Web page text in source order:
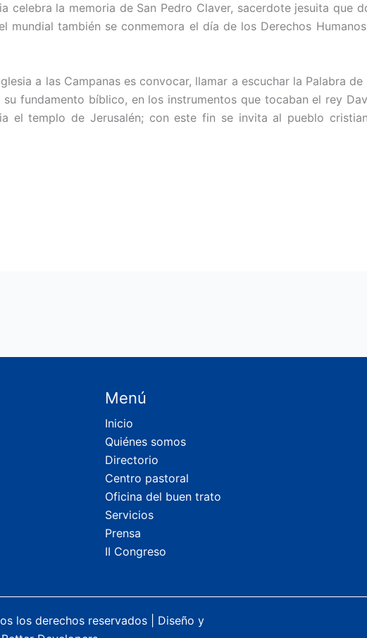
celebra la memoria de San Pedro Claver, sacerdote jesuita que
mundial también se conmemora el día de los Derechos
a las Campanas es convocar, llamar a escuchar la Palabra
su fundamento bíblico, en los instrumentos que tocaban el rey
el templo de Jerusalén; con este fin se invita al pueblo
Menú
Inicio
Quiénes somos
Directorio
Centro pastoral
Oficina del buen trato
Servicios
Prensa
II Congreso
los derechos reservados | Diseño y